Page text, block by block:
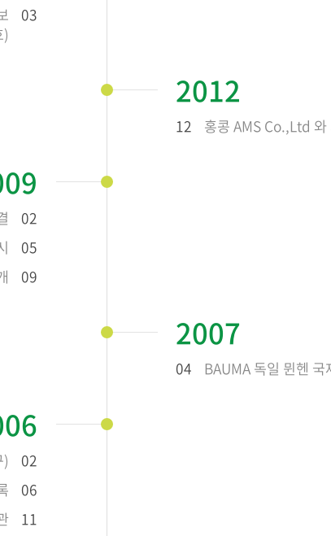
03
2012
12 홍콩 AMS Co.,Ltd 와
02
05
09
2007
04 BAUMA 독일 뮌헨
02
06
11